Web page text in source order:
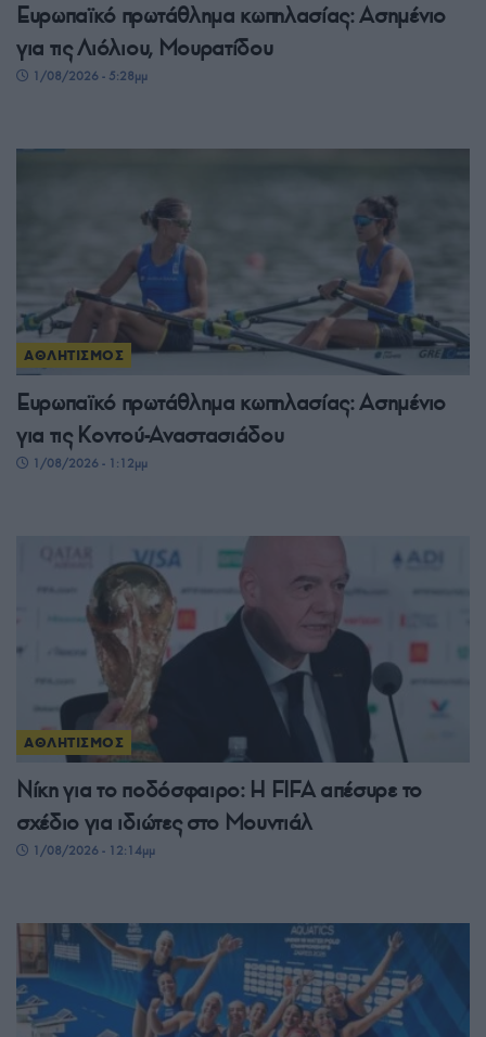
Ευρωπαϊκό πρωτάθλημα κωπηλασίας: Ασημένιο
για τις Λιόλιου, Μουρατίδου
1/08/2026 - 5:28μμ
ΑΘΛΗΤΙΣΜΟΣ
Ευρωπαϊκό πρωτάθλημα κωπηλασίας: Ασημένιο
για τις Κοντού-Αναστασιάδου
1/08/2026 - 1:12μμ
ΑΘΛΗΤΙΣΜΟΣ
Νίκη για το ποδόσφαιρο: Η FIFA απέσυρε το
σχέδιο για ιδιώτες στο Μουντιάλ
1/08/2026 - 12:14μμ